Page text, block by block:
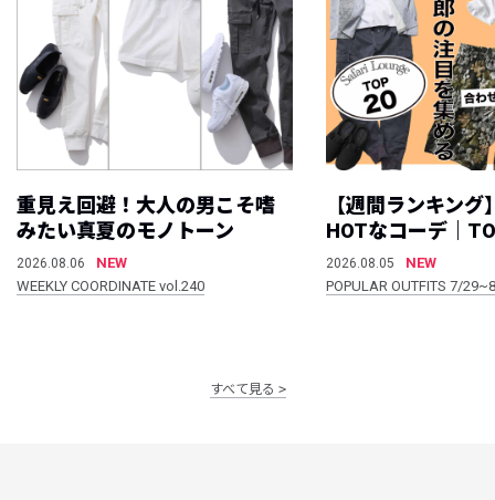
重見え回避！大人の男こそ嗜
みたい真夏のモノトーン
2026.08.06
NEW
WEEKLY COORDINATE vol.240
【週間ランキング
HOTなコーデ｜
2026.08.05
NEW
POPULAR OUTFITS 7/
すべて見る